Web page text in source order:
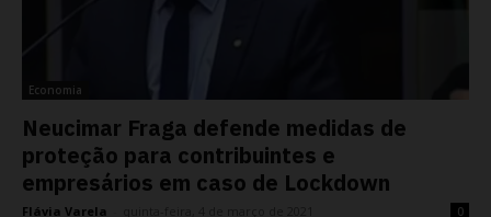
Economia
Neucimar Fraga defende medidas de
proteção para contribuintes e
empresários em caso de Lockdown
Flávia Varela 0